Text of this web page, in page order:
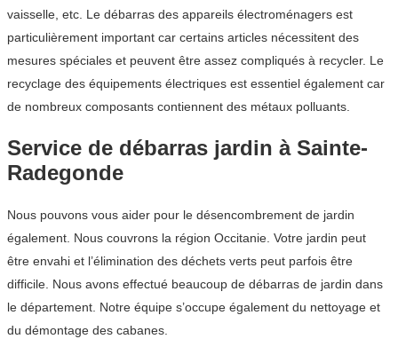
vaisselle, etc. Le débarras des appareils électroménagers est
particulièrement important car certains articles nécessitent des
mesures spéciales et peuvent être assez compliqués à recycler. Le
recyclage des équipements électriques est essentiel également car
de nombreux composants contiennent des métaux polluants.
Service de débarras jardin à Sainte-
Radegonde
Nous pouvons vous aider pour le désencombrement de jardin
également. Nous couvrons la région Occitanie. Votre jardin peut
être envahi et l’élimination des déchets verts peut parfois être
difficile. Nous avons effectué beaucoup de débarras de jardin dans
le département. Notre équipe s’occupe également du nettoyage et
du démontage des cabanes.